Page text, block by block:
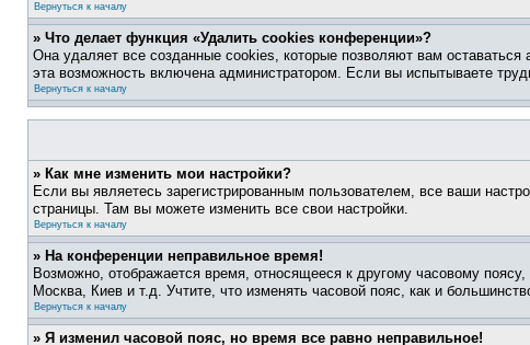
Вернуться к началу
» Что делает функция «Удалить cookies конференции»?
Она удаляет все созданные cookies, которые позволяют вам
эта возможность включена администратором. Если вы испытываете
Вернуться к началу
» Как мне изменить мои настройки?
Если вы являетесь зарегистрированным пользователем, все ваши
страницы. Там вы можете изменить все свои настройки.
Вернуться к началу
» На конференции неправильное время!
Возможно, отображается время, относящееся к другому часовому
Москва, Киев и т.д. Учтите, что изменять часовой пояс, как и
Вернуться к началу
» Я изменил часовой пояс, но время все равно неправильное!